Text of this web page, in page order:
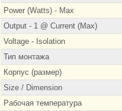
Power (Watts) - Max
Output - 1 @ Current (Max)
Voltage - Isolation
Тип монтажа
Корпус (размер)
Size / Dimension
Рабочая температура